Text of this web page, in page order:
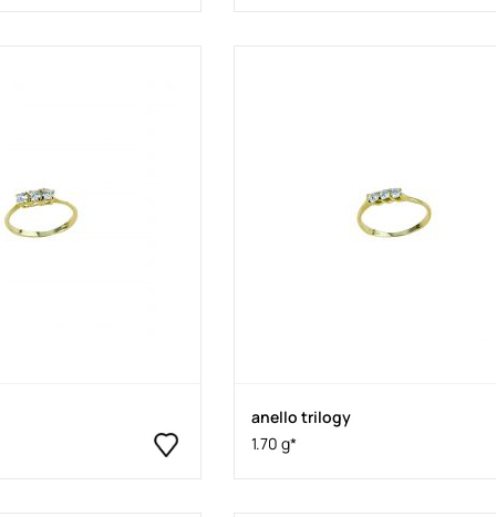
anello trilogy
1.70 g*